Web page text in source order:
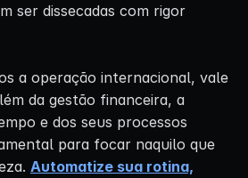
ser dissecadas com rigor
a operação internacional, vale
da gestão financeira, a
e dos seus processos
para focar naquilo que
Automatize sua rotina,